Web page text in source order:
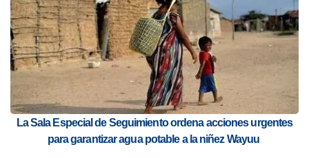
La Sala Especial de Seguimiento ordena acciones urgentes
para garantizar agua potable a la niñez Wayuu